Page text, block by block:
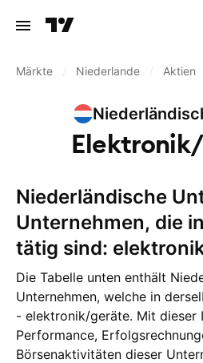
Märkte Niederlande Aktien
Niederländische Unternehmen
Unternehmen, die
tätig sind:
Die Tabelle unten enthält
Unternehmen, welche in
- elektronik/geräte. Mit dieser
Performance,
Börsenaktivitäten dieser